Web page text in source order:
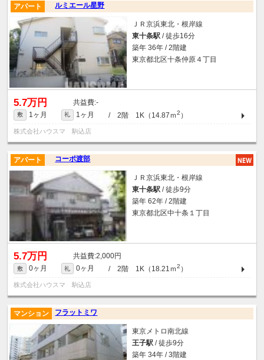
ルミエール星野
アパート
ＪＲ京浜東北・根岸線
東十条駅 / 徒歩16分
築年 36年 / 2階建
東京都北区十条仲原４丁目
5.7万円 -
敷 1ヶ月 礼 1ヶ月 / 2階 1K（14.87ｍ2 ）
株式会社ハウスマ 駒込店
コーポ渡部
アパート
ＪＲ京浜東北・根岸線
東十条駅 / 徒歩9分
築年 62年 / 2階建
東京都北区中十条１丁目
5.7万円 2,000円
敷 0ヶ月 礼 0ヶ月 / 2階 1K（18.21ｍ2 ）
株式会社ハウスマ 駒込店
フラットミワ
マンション
東京メトロ南北線
王子駅 / 徒歩9分
築年 34年 / 3階建